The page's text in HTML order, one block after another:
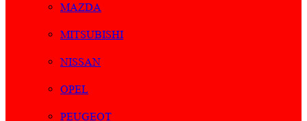
MAZDA
MITSUBISHI
NISSAN
OPEL
PEUGEOT